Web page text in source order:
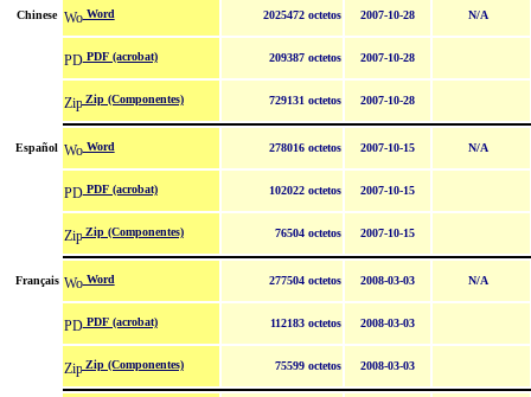
Chinese Word 2025472 octetos 2007-10-28 N/A
PDF (acrobat) 209387 octetos 2007-10-28
Zip (Componentes) 729131 octetos 2007-10-28
Español Word 278016 octetos 2007-10-15 N/A
PDF (acrobat) 102022 octetos 2007-10-15
Zip (Componentes) 76504 octetos 2007-10-15
Français Word 277504 octetos 2008-03-03 N/A
PDF (acrobat) 112183 octetos 2008-03-03
Zip (Componentes) 75599 octetos 2008-03-03